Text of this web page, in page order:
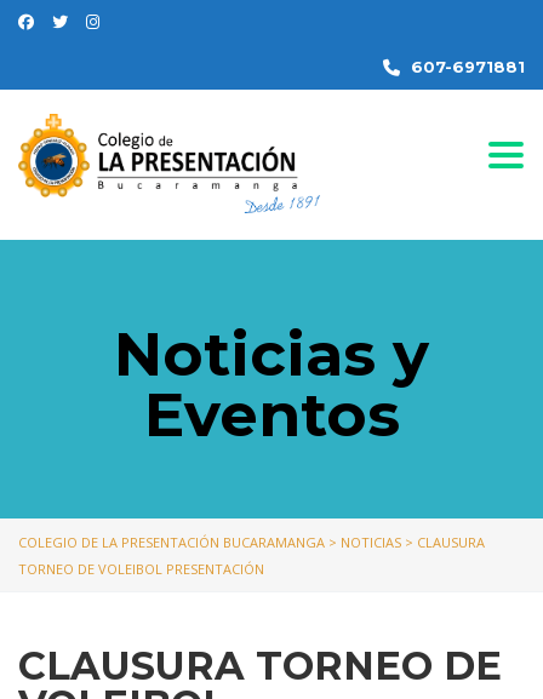
607-6971881
Noticias y
Eventos
COLEGIO DE LA PRESENTACIÓN BUCARAMANGA > NOTICIAS > CLAUSURA
TORNEO DE VOLEIBOL PRESENTACIÓN
CLAUSURA TORNEO DE